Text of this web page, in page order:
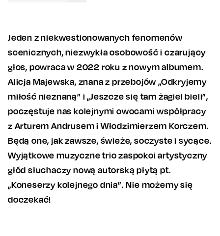
Jeden z niekwestionowanych fenomenów
scenicznych, niezwykła osobowość i czarujący
głos, powraca w 2022 roku z nowym albumem.
Alicja Majewska, znana z przebojów „Odkryjemy
miłość nieznaną” i „Jeszcze się tam żagiel bieli”,
poczęstuje nas kolejnymi owocami współpracy
z Arturem Andrusem i Włodzimierzem Korczem.
Będą one, jak zawsze, świeże, soczyste i sycące.
Wyjątkowe muzyczne trio zaspokoi artystyczny
głód słuchaczy nową autorską płytą pt.
„Koneserzy kolejnego dnia”. Nie możemy się
doczekać!